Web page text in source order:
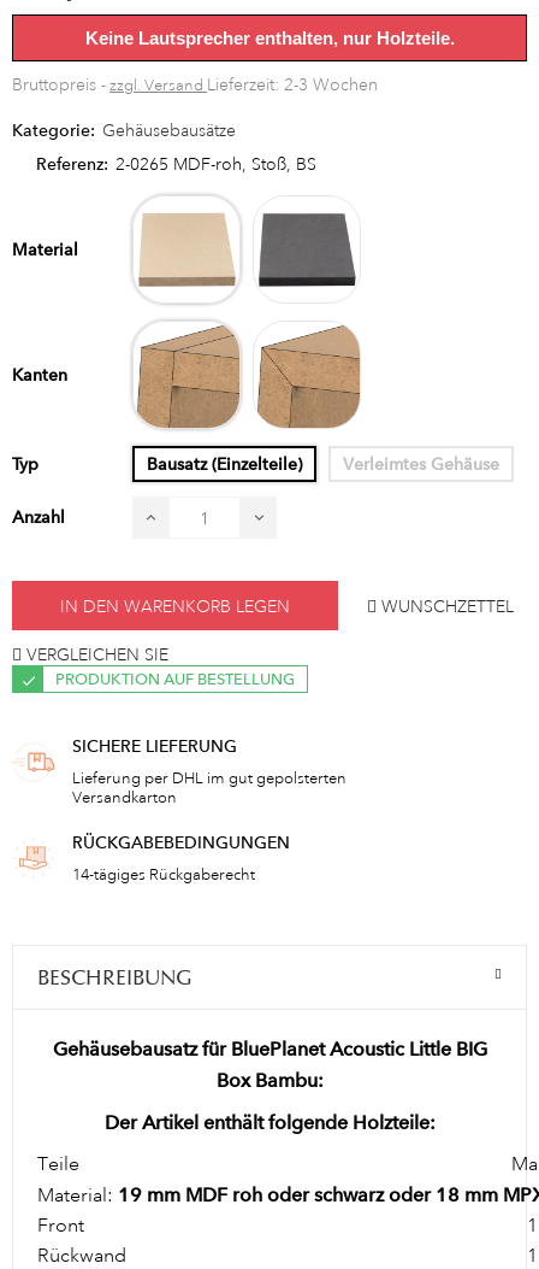
Keine Lautsprecher enthalten, nur Holzteile.
Bruttopreis zzgl. Versand Lieferzeit: 2-3 Wochen
Kategorie: Gehäusebausätze
Referenz: 2-0265 MDF-roh, Stoß, BS
Material
MDF-
roh
schwarz
Kanten
Stoß
Typ Bausatz (Einzelteile) Verleimtes Gehäuse
Anzahl
IN DEN WARENKORB LEGEN WUNSCHZETTEL
VERGLEICHEN SIE
PRODUKTION AUF BESTELLUNG
SICHERE LIEFERUNG
Lieferung per DHL im gut gepolsterten
Versandkarton
RÜCKGABEBEDINGUNGEN
14-tägiges Rückgaberecht
BESCHREIBUNG
Gehäusebausatz für BluePlanet Acoustic Little BIG
Box Bambu:
Der Artikel enthält folgende Holzteile:
Teile
Material: 19 mm MDF roh oder schwarz oder 18 mm
Front
Rückwand